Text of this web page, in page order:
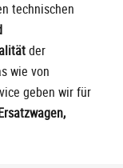
technischen
der
wie von
geben wir für
Ersatzwagen,